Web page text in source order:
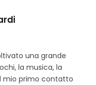
una grande
la musica, la
mio primo contatto